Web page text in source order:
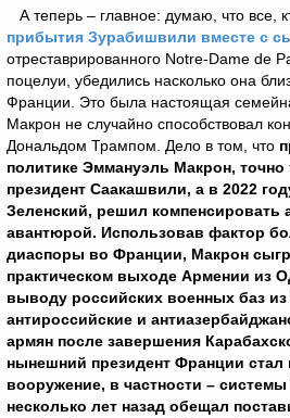
А теперь – главное: думаю, что все,
прибытия Зурабишвили вместе с
отреставрированного Notre-Dame de
поцелуи, убедились насколько она
Франции. Это была настоящая
Макрон не случайно способствовал
Дональдом Трампом. Дело в том, что
политике Эммануэль Макрон, точно
президент Саакашвили, а в 2022
Зеленский, решил компенсировать
авантюрой. Использовав фактор
диаспоры во Франции, Макрон
практическом выходе Армении из
выводу российских военных баз
антироссийские и
армян после завершения
нынешний президент Франции стал
вооружение, в частности –
несколько лет назад обещал